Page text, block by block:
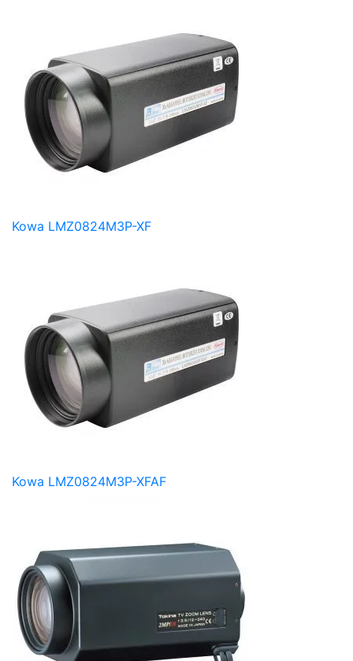
Kowa LMZ0824M3P-XF
Kowa LMZ0824M3P-XFAF